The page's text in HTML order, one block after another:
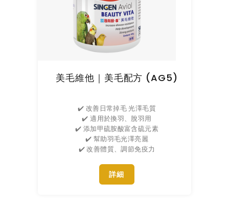
美毛維他｜美毛配方 (AG5)
✔️ 改善日常掉毛 光澤毛質
✔️ 適用於換羽、脫羽用
✔️ 添加甲硫胺酸富含硫元素
✔️ 幫助羽毛光澤亮麗
✔️ 改善體質、調節免疫力
詳細